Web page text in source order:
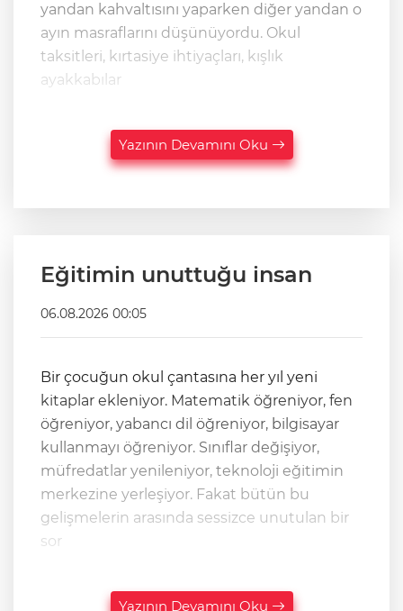
yandan kahvaltısını yaparken diğer yandan o
ayın masraflarını düşünüyordu. Okul
taksitleri, kırtasiye ihtiyaçları, kışlık
ayakkabılar
Yazının Devamını Oku
Eğitimin unuttuğu insan
06.08.2026 00:05
Bir çocuğun okul çantasına her yıl yeni
kitaplar ekleniyor. Matematik öğreniyor, fen
öğreniyor, yabancı dil öğreniyor, bilgisayar
kullanmayı öğreniyor. Sınıflar değişiyor,
müfredatlar yenileniyor, teknoloji eğitimin
merkezine yerleşiyor. Fakat bütün bu
gelişmelerin arasında sessizce unutulan bir
sor
Yazının Devamını Oku